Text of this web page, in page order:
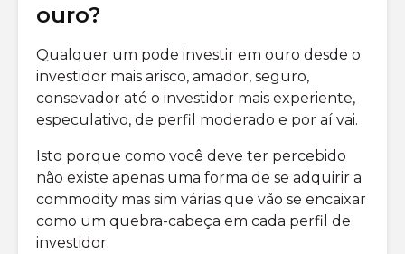
ouro?
Qualquer um pode investir em ouro desde o
investidor mais arisco, amador, seguro,
consevador até o investidor mais experiente,
especulativo, de perfil moderado e por aí vai.
Isto porque como você deve ter percebido
não existe apenas uma forma de se adquirir a
commodity mas sim várias que vão se encaixar
como um quebra-cabeça em cada perfil de
investidor.